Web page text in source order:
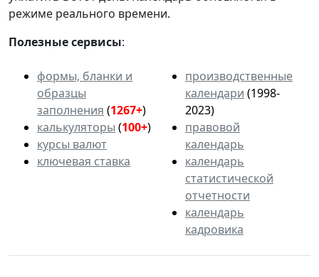
режиме реального времени.
Полезные сервисы:
формы, бланки и
образцы
заполнения (1267+)
калькуляторы (100+)
курсы валют
ключевая ставка
производственные
календари (1998-
2023)
правовой
календарь
календарь
статистической
отчетности
календарь
кадровика